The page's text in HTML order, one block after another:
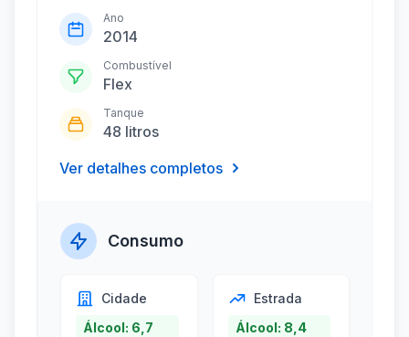
Ano
2014
Combustível
Flex
Tanque
48 litros
Ver detalhes completos
Consumo
Cidade
Álcool: 6,7
Estrada
Álcool: 8,4